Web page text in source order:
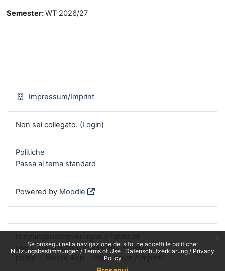
Se prosegui nella navigazione del sito, ne accetti le politiche:
Nutzungsbestimmungen / Terms of Use
Datenschutzerklärung / Privacy
Policy
Semester:WT 2026/27
Impressum/Imprint
Non sei collegato. (Login)
Politiche
Passa al tema standard
Powered by Moodle
use
Datenschutzerklärung / Privacy
policy
Mobile App Impressum / Imprint